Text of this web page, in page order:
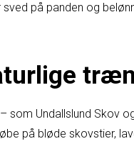
på panden og
som Undallslund Skov
på bløde skovstier,